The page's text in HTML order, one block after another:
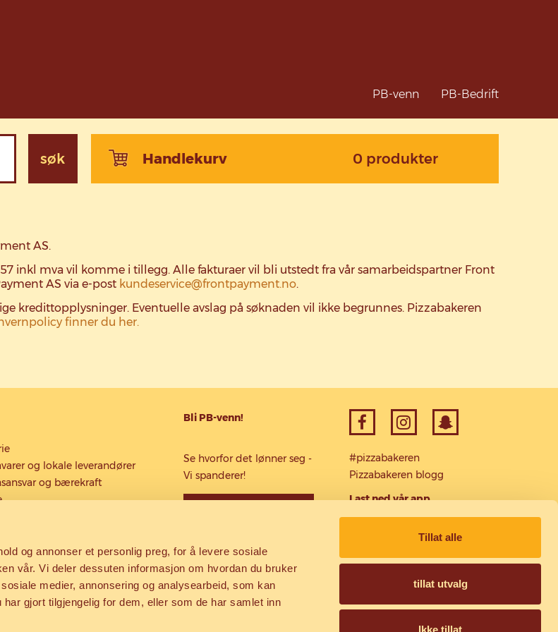
og annonser et personlig preg, for å levere sosiale
vår. Vi deler dessuten informasjon om hvordan du bruker
medier, annonsering og analysearbeid, som kan
gjort tilgjengelig for dem, eller som de har samlet inn
Tillat alle
tillat utvalg
Ikke tillat
PB-venn PB-Bedrift
Handlekurv 0 produkter
søk
AS.
inkl mva vil komme i tillegg. Alle fakturaer vil bli utstedt fra vår samarbeidspartner Front
AS via e-post kundeservice@frontpayment.no.
kredittopplysninger. Eventuelle avslag på søknaden vil ikke begrunnes. Pizzabakeren
finner du her.
og lokale leverandører
og bærekraft
Bli PB-venn!
Se hvorfor det lønner seg -
Vi spanderer!
#pizzabakeren
Pizzabakeren blogg
Last ned vår app